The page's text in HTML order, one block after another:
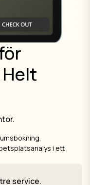
i ett
service.